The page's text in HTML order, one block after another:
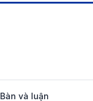
Bàn và luận